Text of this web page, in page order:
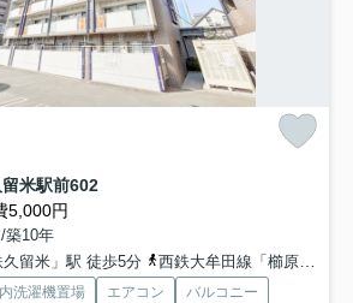
米駅前602
5,000円
築10年
留米」駅 徒歩5分
西鉄大牟田線「櫛原」駅 徒歩13分
洗濯機置場 エアコン
バルコニー